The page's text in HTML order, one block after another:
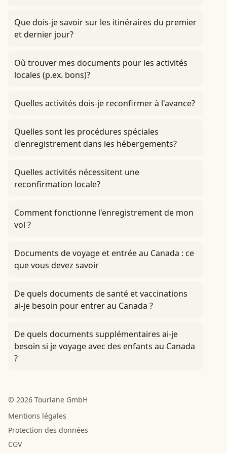
Que dois-je savoir sur les itinéraires du premier
et dernier jour?
Où trouver mes documents pour les activités
locales (p.ex. bons)?
Quelles activités dois-je reconfirmer à l'avance?
Quelles sont les procédures spéciales
d'enregistrement dans les hébergements?
Quelles activités nécessitent une
reconfirmation locale?
Comment fonctionne l'enregistrement de mon
vol ?
Documents de voyage et entrée au Canada : ce
que vous devez savoir
De quels documents de santé et vaccinations
ai-je besoin pour entrer au Canada ?
De quels documents supplémentaires ai-je
besoin si je voyage avec des enfants au Canada
?
© 2026 Tourlane GmbH
Mentions légales
Protection des données
CGV